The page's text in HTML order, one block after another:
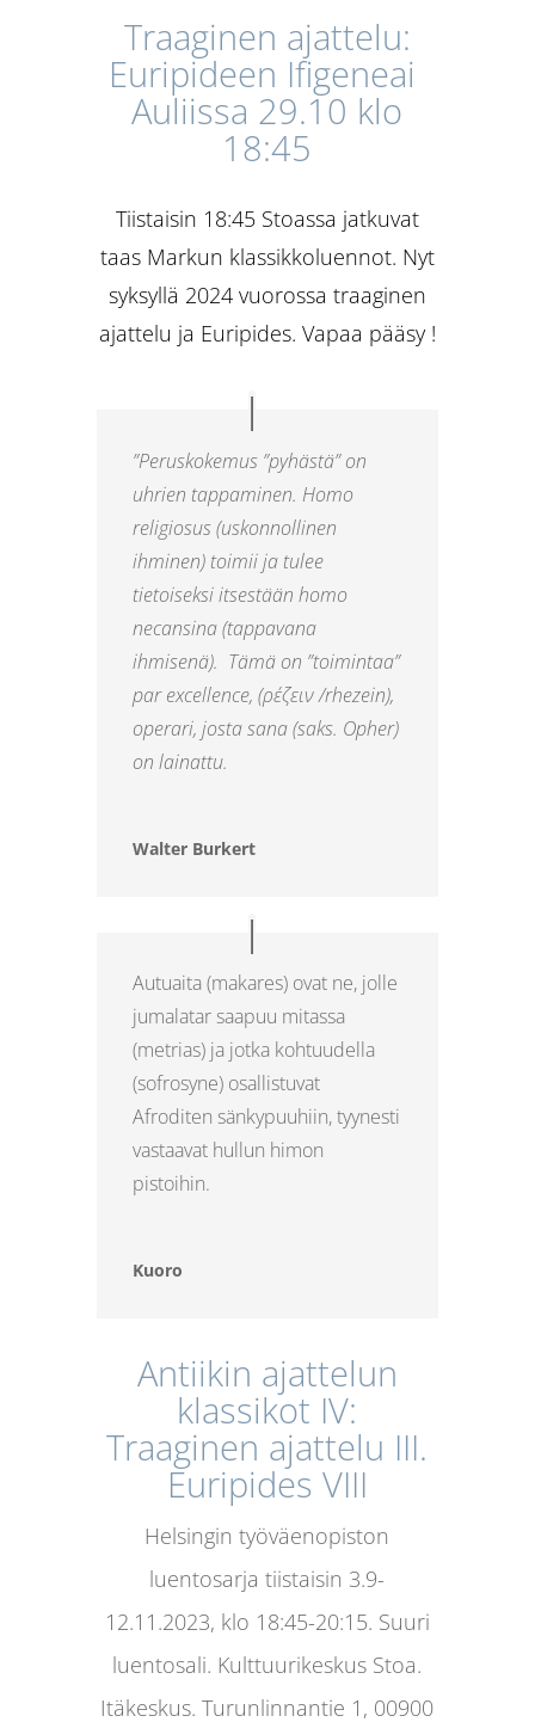
Traaginen ajattelu:
Euripideen Ifigeneai
Auliissa 29.10 klo
18:45
Tiistaisin 18:45 Stoassa jatkuvat
taas Markun klassikkoluennot. Nyt
syksyllä 2024 vuorossa traaginen
ajattelu ja Euripides. Vapaa pääsy !
”Peruskokemus ”pyhästä” on
uhrien tappaminen. Homo
religiosus(uskonnollinen
ihminen) toimii ja tulee
tietoiseksi itsestään homo
necansina(tappavana
ihmisenä). Tämä on ”toimintaa”
parexcellence, (ρέζειν/rhezein),
operari, josta sana (saks. Opher)
on lainattu.
Walter Burkert
Autuaita (makares) ovat ne, jolle
jumalatar saapuu mitassa
(metrias) ja jotka kohtuudella
(sofrosyne) osallistuvat
Afroditen sänkypuuhiin, tyynesti
vastaavat hullun himon
pistoihin.
Kuoro
Antiikin ajattelun
klassikot IV:
Traaginen ajattelu III.
Euripides VIII
Helsingin työväenopiston
luentosarja tiistaisin 3.9-
12.11.2023, klo 18:45-20:15. Suuri
luentosali. Kulttuurikeskus Stoa.
Itäkeskus.Turunlinnantie 1, 00900